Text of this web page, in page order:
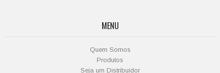
MENU
Quem Somos
Produtos
Seja um Distribuidor